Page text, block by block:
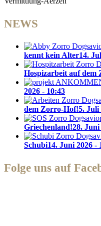
NEWS
kennt kein Alter14.
Hospizarbeit auf dem
2026 - 10:43
dem Zorro-Hof!5. Juli
Griechenland!28. Juni
Schubi14. Juni 2026 -
Folge uns auf